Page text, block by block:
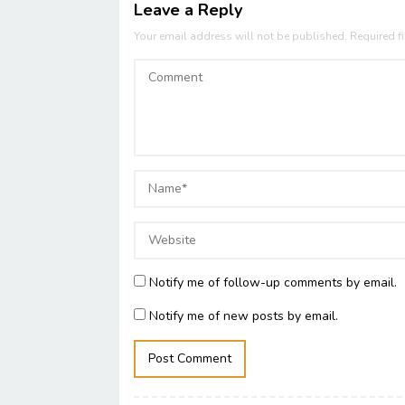
Leave a Reply
Your email address will not be published. Required
Notify me of follow-up comments by email.
Notify me of new posts by email.